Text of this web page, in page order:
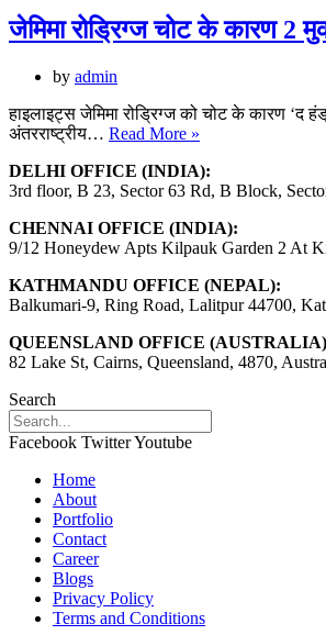
भारतीय
महिला
ऐलान-
हरमनप्रीत
किरण
नवगिरे
पहली
बार
जेमिमा रोड्रिग्ज चोट के कारण
by admin
हाइलाइट्स जेमिमा रोड्रिग्ज को चोट के कारण
अंतरराष्ट्रीय… Read More »
चोट
के
2
मुकाबले
‘द
हंड्रेड’
बाहर,
पहले
में
जड़ा
DELHI OFFICE (INDIA):
3rd floor, B 23, Sector 63 Rd, B Block,
CHENNAI OFFICE (INDIA):
9/12 Honeydew Apts Kilpauk Garden 2 At
KATHMANDU OFFICE (NEPAL):
Balkumari-9, Ring Road, Lalitpur 44700,
QUEENSLAND OFFICE
82 Lake St, Cairns, Queensland, 4870,
Search
Facebook TwitterYoutube
Home
About
Portfolio
Contact
Career
Blogs
Privacy Policy
Terms and Conditions